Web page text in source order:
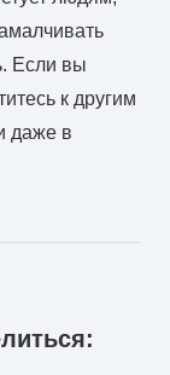
Если вы
к другим
даже в